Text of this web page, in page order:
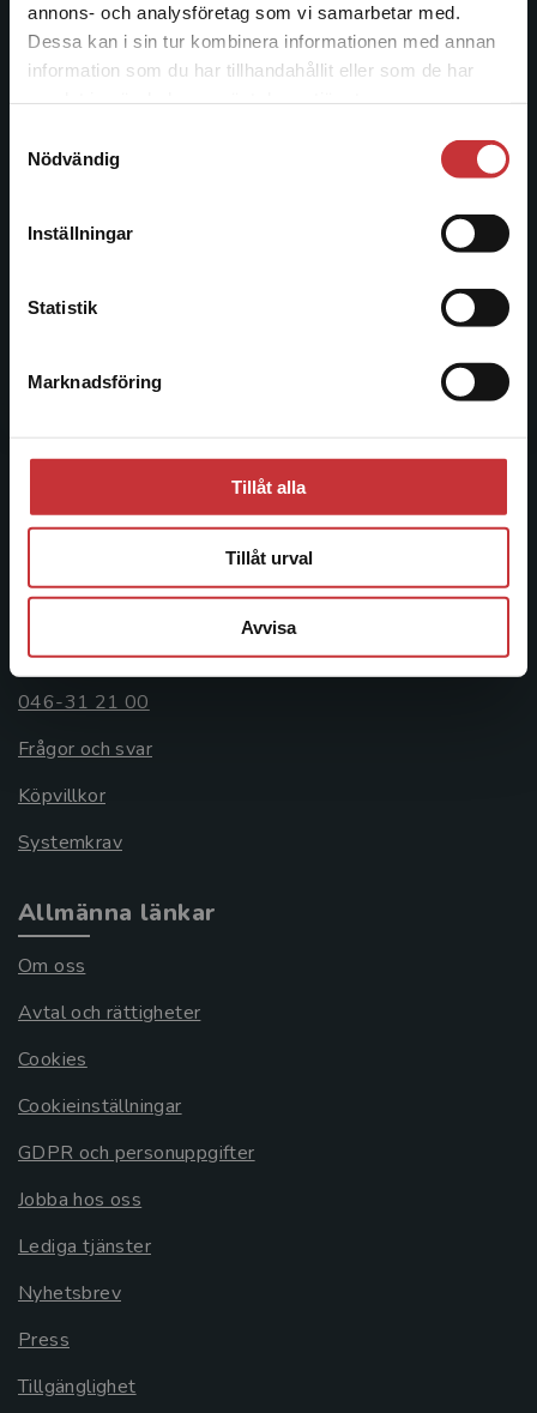
annons- och analysföretag som vi samarbetar med.
Dessa kan i sin tur kombinera informationen med annan
information som du har tillhandahållit eller som de har
Nödvändig
Inställningar
Statistik
Marknadsföring
Tillåt alla
Tillåt urval
Avvisa
Det verkar som att du besöker
studentlitteratur.se via en enhet utanför Sverige.
Vi erbjuder inte leveranser utanför Sverige. För
att kunna slutföra ett köp måste
Studentlitteratur grundades 1963 och är idag Sveriges
ledande utbildningsförlag. Med läromedel, kurslitteratur,
längs hela kunskapsresan.
Kontakta oss
046-31 20 00
Box 141
Åkergränden 1
226 60 Lund
Kundservice
Kontakta kundservice
046-31 21 00
Frågor och svar
Köpvillkor
Systemkrav
Allmänna länkar
Om oss
Avtal och rättigheter
Cookies
Cookieinställningar
GDPR och personuppgifter
Jobba hos oss
Lediga tjänster
Nyhetsbrev
Press
Tillgänglighet